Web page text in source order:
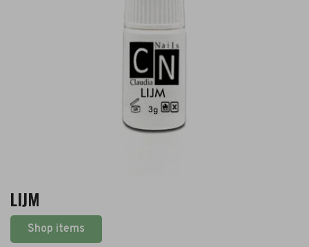
LIJM
Shop items